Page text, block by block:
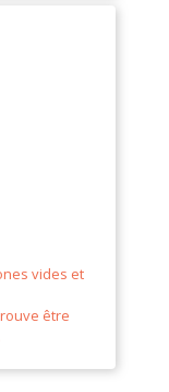
vides et
être